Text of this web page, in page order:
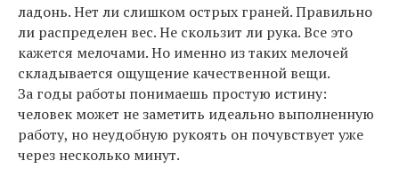
ладонь. Нет ли слишком острых граней. Правильно
ли распределен вес. Не скользит ли рука. Все это
кажется мелочами. Но именно из таких мелочей
складывается ощущение качественной вещи.
За годы работы понимаешь простую истину:
человек может не заметить идеально выполненную
работу, но неудобную рукоять он почувствует уже
через несколько минут.